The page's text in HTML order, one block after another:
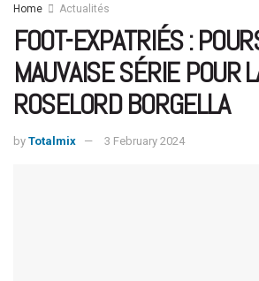
Home Actualités
FOOT-EXPATRIÉS :
MAUVAISE SÉRIE POUR
ROSELORD BORGELLA
by Totalmix 3 February 2024